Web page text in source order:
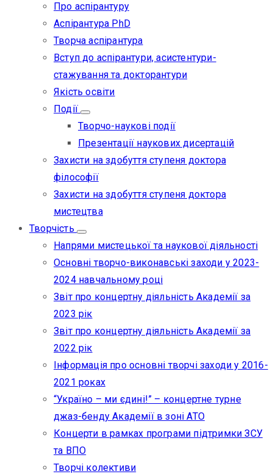
Про аспірантуру
Аспірантура PhD
Творча аспірантура
Вступ до аспірантури, асистентури-
стажування та докторантури
Якість освіти
Події
Творчо-наукові події
Презентації наукових дисертацій
Захисти на здобуття ступеня доктора
філософії
Захисти на здобуття ступеня доктора
мистецтва
Творчість
Напрями мистецької та наукової діяльності
Основні творчо-виконавські заходи у 2023-
2024 навчальному році
Звіт про концертну діяльність Академії за
2023 рік
Звіт про концертну діяльність Академії за
2022 рік
Інформація про основні творчі заходи у 2016-
2021 роках
“Україно – ми єдині!” – концертне турне
джаз-бенду Академії в зоні АТО
Концерти в рамках програми підтримки ЗСУ
та ВПО
Творчі колективи